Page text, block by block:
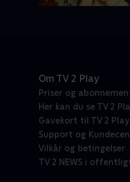
Om TV 2 Play
Priser og
Her kan du se TV 2
Gavekort til TV 2 Play
Support og
Vilkår og betingelser
TV 2 NEWS i